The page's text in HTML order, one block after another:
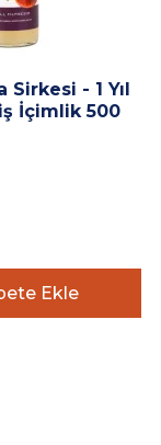
Sirkesi - 1 Yıl
İçimlik 500
Ekle